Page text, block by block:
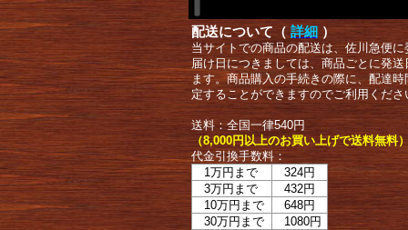
配送について（ 詳細 ）
当サイトでの商品の配送は、佐川急便
届け日につきましては、商品ごとに発
ます。商品購入の手続きの際に、配達
定することができますのでご利用くださ
送料：全国一律540円
（8,000円以上のお買い上げで送料無料
代金引換手数料：
1万円まで
324円
3万円まで
432円
10万円まで
648円
30万円まで
1080円